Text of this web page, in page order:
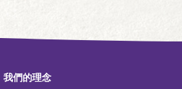
我們的理念